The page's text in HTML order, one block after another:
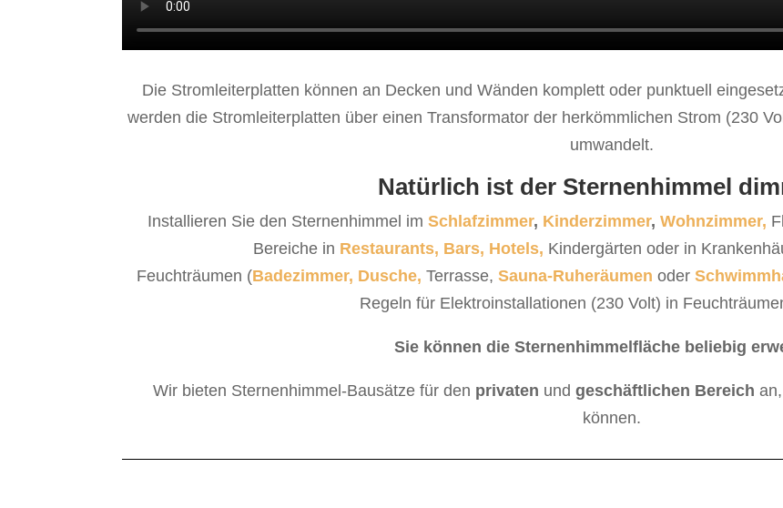
Die Stromleiterplatten können an Decken und Wänden komplett oder punktuell
werden die Stromleiterplatten über einen Transformator der herkömmlichen Strom (230
umwandelt.
Natürlich ist der Sternenhimmel
Installieren Sie den Sternenhimmel im Schlafzimmer, Kinderzimmer, Wohnzimmer,
Bereiche in Restaurants, Bars, Hotels, Kindergärten oder in
Feuchträumen (Badezimmer, Dusche, Terrasse, Sauna-Ruheräumen oder
Regeln für Elektroinstallationen (230 Volt) in
Sie können die Sternenhimmelfläche beliebig
Wir bieten Sternenhimmel-Bausätze für den privaten und geschäftlichen Bereich
können.